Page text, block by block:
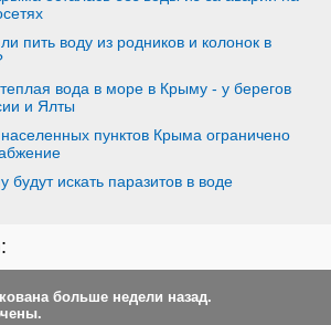
пить воду из родников и колонок в
вода в море в Крыму - у берегов
и Ялты
пунктов Крыма ограничено
будут искать паразитов в воде
больше недели назад.